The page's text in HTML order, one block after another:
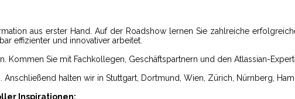
aus erster Hand. Auf der Roadshow lernen Sie zahlreiche
effizienter und innovativer arbeitet.
Kommen Sie mit Fachkollegen, Geschäftspartnern und den Atlassian-
Anschließend halten wir in Stuttgart, Dortmund, Wien, Zürich, Nürnberg,
Inspirationen: